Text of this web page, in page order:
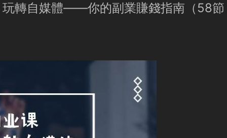
轉自媒體——你的副業賺錢指南（58節